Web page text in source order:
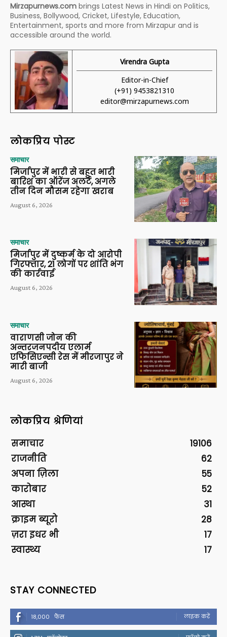
Mirzapurnews.com brings Latest News in Hindi on Politics,
Business, Bollywood, Cricket, Lifestyle, Education,
Entertainment, sports and more from Mirzapur and is
accessible around the world.
Virendra Gupta
Editor-in-Chief
(+91) 9453821310
editor@mirzapurnews.com
लोकप्रिय पोस्ट
समाचार
मिर्जापुर में भारी से बहुत भारी
बारिश का ऑरेंज अलर्ट, अगले
तीन दिन मौसम रहेगा खराब
August 6, 2026
समाचार
मिर्जापुर में दुष्कर्म के दो आरोपी
गिरफ्तार, 21 लोगों पर शांति भंग
की कार्रवाई
August 6, 2026
समाचार
वाराणसी जोन की
अन्तरजनपदीय एलार्म
एफिसिएन्सी रेस में मीरजापुर ने
मारी बाजी
August 6, 2026
लोकप्रिय श्रेणियां
समाचार
19106
राजनीति
62
अपना ज़िला
55
कारोबार
52
आस्था
31
क्राइम ब्यूरो
28
ज़रा इधर भी
17
स्वास्थ्य
17
STAY CONNECTED
18,000 फैंस लाइक करें